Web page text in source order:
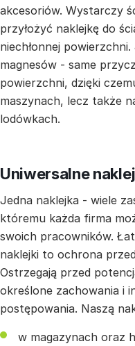
akcesoriów. Wystarczy
przyłożyć naklejkę do
niechłonnej
magnesów - same
powierzchni, dzięki
maszynach, lecz także
lodówkach.
Uniwersalne
Jedna naklejka - wiele
któremu każda firma
swoich pracowników.
naklejki to ochrona
Ostrzegają przed
określone zachowania i
postępowania. Naszą
w magazynach oraz